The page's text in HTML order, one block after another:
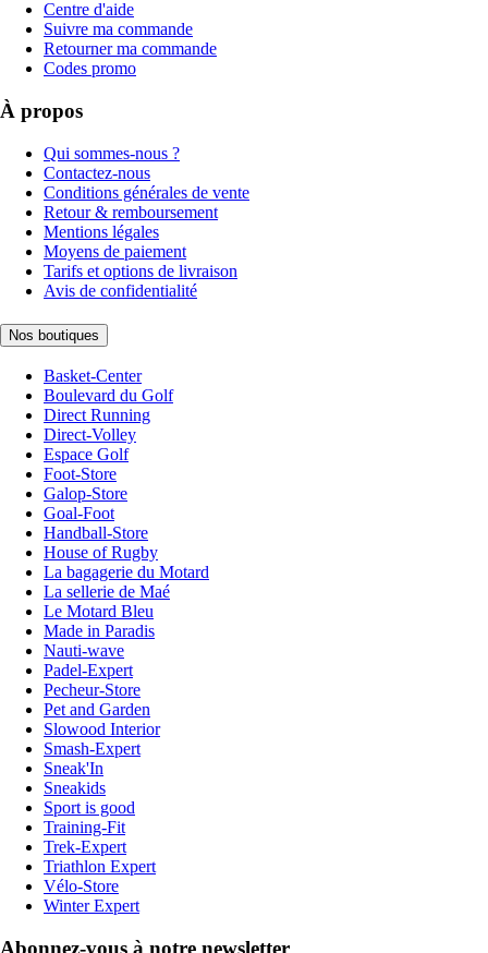
Centre d'aide
Suivre ma commande
Retourner ma commande
Codes promo
À propos
Qui sommes-nous ?
Contactez-nous
Conditions générales de vente
Retour & remboursement
Mentions légales
Moyens de paiement
Tarifs et options de livraison
Avis de confidentialité
Nos boutiques
Basket-Center
Boulevard du Golf
Direct Running
Direct-Volley
Espace Golf
Foot-Store
Galop-Store
Goal-Foot
Handball-Store
House of Rugby
La bagagerie du Motard
La sellerie de Maé
Le Motard Bleu
Made in Paradis
Nauti-wave
Padel-Expert
Pecheur-Store
Pet and Garden
Slowood Interior
Smash-Expert
Sneak'In
Sneakids
Sport is good
Training-Fit
Trek-Expert
Triathlon Expert
Vélo-Store
Winter Expert
Abonnez-vous à notre newsletter